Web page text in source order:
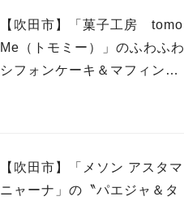
【吹田市】「菓子工房 tomo
Me（トモミー）」のふわふわ
シフォンケーキ＆マフィンで
【吹田市】「メソン アスタマ
ニャーナ」の〝パエジャ＆タ